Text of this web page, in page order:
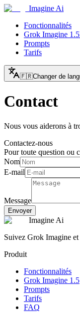
Imagine Ai
Fonctionnalités
Grok Imagine 1.5
Prompts
Tarifs
🇫🇷Changer de
Contact
Nous vous aiderons à
Contactez-nous
Pour toute question ou
Nom
E-mail
Message
Envoyer
Imagine Ai
Suivez Grok Imagine
Produit
Fonctionnalités
Grok Imagine 1.5
Prompts
Tarifs
FAQ